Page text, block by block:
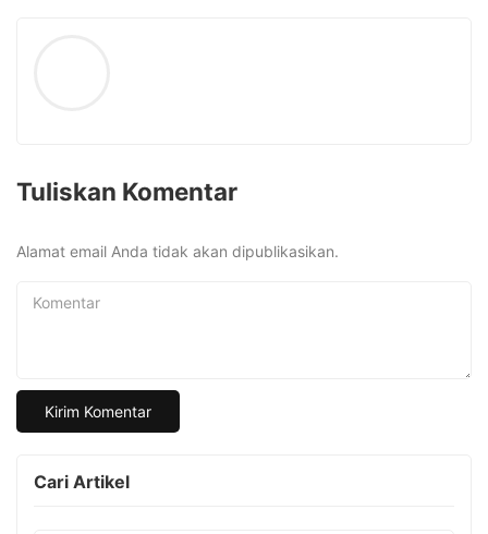
Tuliskan Komentar
Alamat email Anda tidak akan dipublikasikan.
Komentar
Cari Artikel